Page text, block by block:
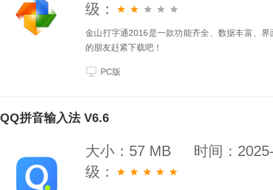
级：
金山打字通2016是一款功能齐全、数据丰富、
的朋友赶紧下载吧！
PC版
QQ拼音输入法 V6.6
大小：57 MB
时间：
级：